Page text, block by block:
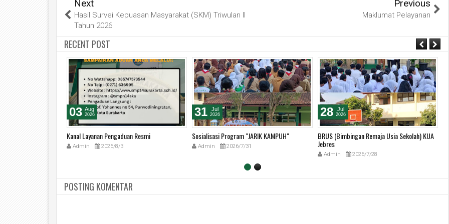
Next
Hasil Survei Kepuasan Masyarakat (SKM) Triwulan II
Tahun 2026
Previous
Maklumat Pelayanan
RECENT POST
03 Aug
2026
Kanal Layanan Pengaduan Resmi
Admin 2026/8/3
31 Jul
2026
Sosialisasi Program "JARIK KAMPUH"
Admin 2026/7/31
28 Jul
2026
BRUS (Bimbingan Remaja Usia Sekolah) KUA
Jebres
Admin 2026/7/28
POSTING KOMENTAR